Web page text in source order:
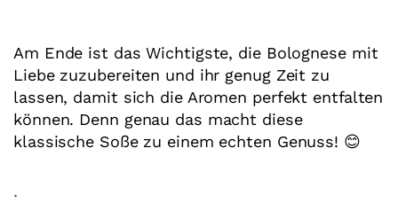
Am Ende ist das Wichtigste, die Bolognese mit
Liebe zuzubereiten und ihr genug Zeit zu
lassen, damit sich die Aromen perfekt entfalten
können. Denn genau das macht diese
klassische Soße zu einem echten Genuss! 😊
.